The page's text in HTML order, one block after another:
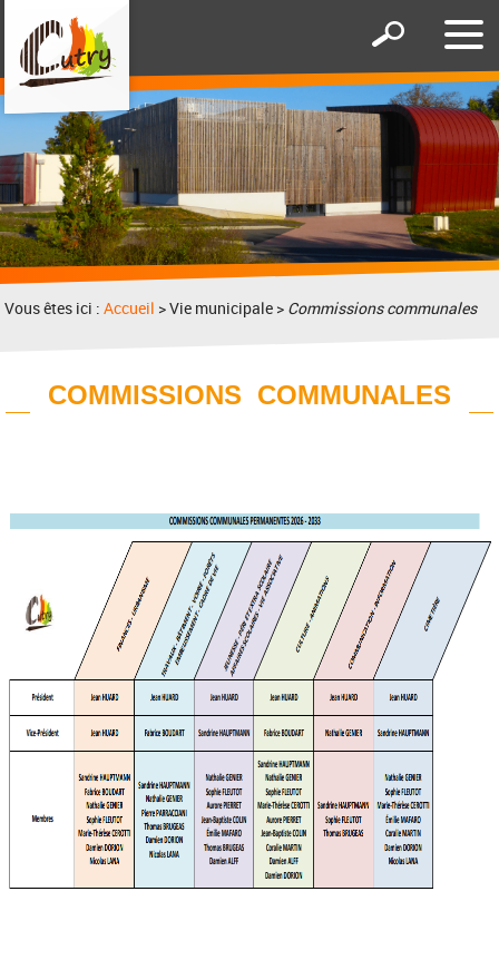
le
Afficher
formulaire
de
recherche
Vous êtes ici :Accueil > Vie municipale > Commissions communales
COMMISSIONS COMMUNALES